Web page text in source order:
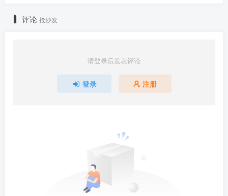
评论 抢沙发
请登录后发表评论
登录 注册